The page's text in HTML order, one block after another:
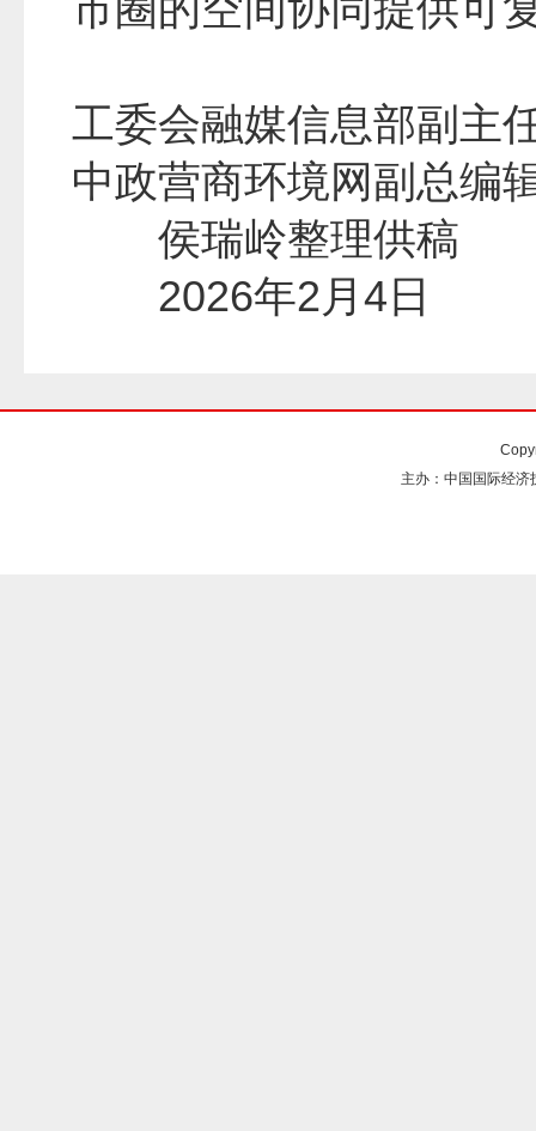
工委会融媒信息部副主
中政营商环境网副总编
侯瑞岭整理供
2026年2月4日
主办：中国国际经